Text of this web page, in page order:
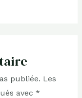
publiée. Les
avec *